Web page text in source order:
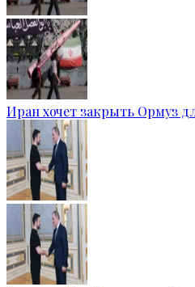
Иран хочет закрыть Ормуз